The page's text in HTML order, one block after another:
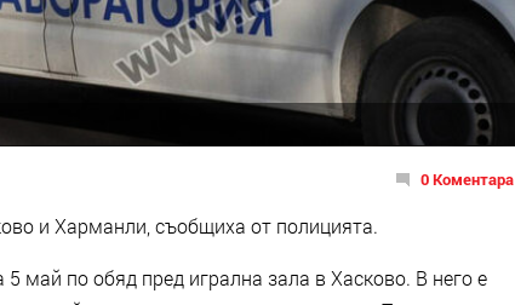
0 Коментара
и Харманли, съобщиха от полицията.
май по обяд пред игрална зала в Хасково. В него е